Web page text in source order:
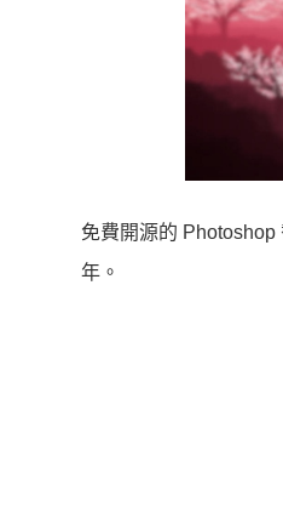
免費開源的 Photoshop
年。